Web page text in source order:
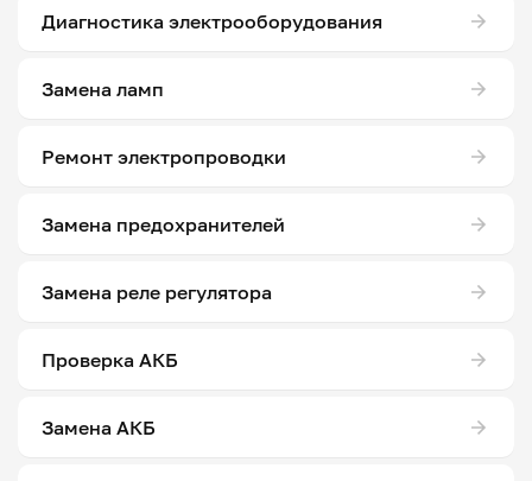
Диагностика электрооборудования
Замена ламп
Ремонт электропроводки
Замена предохранителей
Замена реле регулятора
Проверка АКБ
Замена АКБ